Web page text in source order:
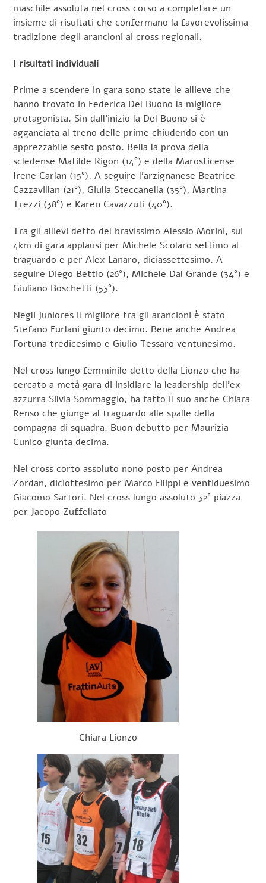
maschile assoluta nel cross corso a completare un
insieme di risultati che confermano la favorevolissima
tradizione degli arancioni ai cross regionali.
I risultati individuali
Prime a scendere in gara sono state le allieve che
hanno trovato in Federica Del Buono la migliore
protagonista. Sin dall’inizio la Del Buono si è
agganciata al treno delle prime chiudendo con un
apprezzabile sesto posto. Bella la prova della
scledense Matilde Rigon (14°) e della Marosticense
Irene Carlan (15°). A seguire l’arzignanese Beatrice
Cazzavillan (21°), Giulia Steccanella (35°), Martina
Trezzi (38°) e Karen Cavazzuti (40°).
Tra gli allievi detto del bravissimo Alessio Morini, sui
4km di gara applausi per Michele Scolaro settimo al
traguardo e per Alex Lanaro, diciassettesimo. A
seguire Diego Bettio (26°), Michele Dal Grande (34°) e
Giuliano Boschetti (53°).
Negli juniores il migliore tra gli arancioni è stato
Stefano Furlani giunto decimo. Bene anche Andrea
Fortuna tredicesimo e Giulio Tessaro ventunesimo.
Nel cross lungo femminile detto della Lionzo che ha
cercato a metà gara di insidiare la leadership dell’ex
azzurra Silvia Sommaggio, ha fatto il suo anche Chiara
Renso che giunge al traguardo alle spalle della
compagna di squadra. Buon debutto per Maurizia
Cunico giunta decima.
Nel cross corto assoluto nono posto per Andrea
Zordan, diciottesimo per Marco Filippi e ventiduesimo
Giacomo Sartori. Nel cross lungo assoluto 32° piazza
per Jacopo Zuffellato
Chiara Lionzo